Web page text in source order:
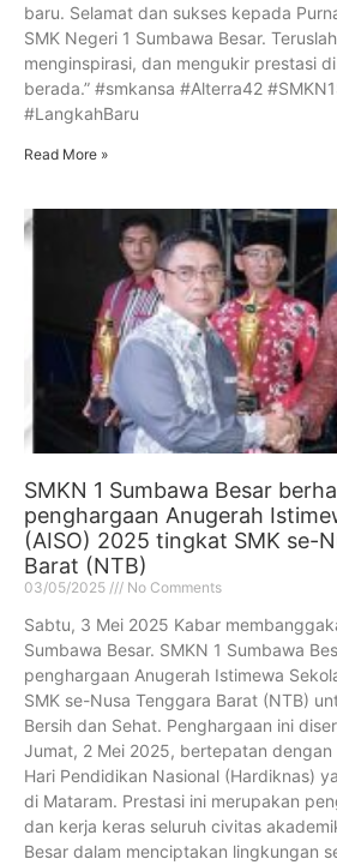
baru. Selamat dan sukses kepada
SMK Negeri 1 Sumbawa Besar.
menginspirasi, dan mengukir prestasi
berada.” #smkansa #Alterra42
#LangkahBaru
Read More »
SMKN 1 Sumbawa Besar
penghargaan Anugerah
(AISO) 2025 tingkat SMK se-
Barat (NTB)
03/05/2025 No Comments
Sabtu, 3 Mei 2025 Kabar
Sumbawa Besar. SMKN 1 Sumbawa
penghargaan Anugerah Istimewa
SMK se-Nusa Tenggara Barat (NTB)
Bersih dan Sehat. Penghargaan ini
Jumat, 2 Mei 2025, bertepatan dengan
Hari Pendidikan Nasional (Hardiknas)
di Mataram. Prestasi ini merupakan
dan kerja keras seluruh civitas
Besar dalam menciptakan lingkungan